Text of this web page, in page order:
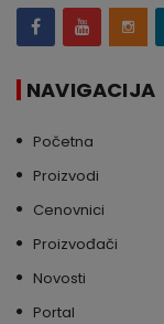
NAVIGACIJA
Početna
Proizvodi
Cenovnici
Proizvođači
Novosti
Portal